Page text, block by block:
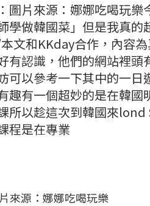
圖片來源：娜娜吃喝玩
師學做韓國菜」但是我真
文和KKday合作，內容
有認識，他們的網站裡
可以參考一下其中的一
趣有一個超妙的是在韓
所以趁這次到韓國來
程是在專業
來源：娜娜吃喝玩樂